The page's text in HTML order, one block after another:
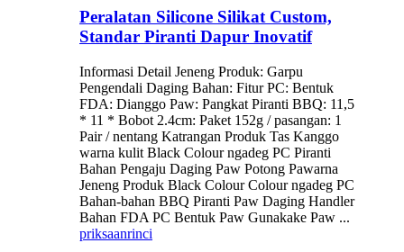
Peralatan Silicone Silikat Custom,
Standar Piranti Dapur Inovatif
Informasi Detail Jeneng Produk: Garpu
Pengendali Daging Bahan: Fitur PC: Bentuk
FDA: Dianggo Paw: Pangkat Piranti BBQ: 11,5
* 11 * Bobot 2.4cm: Paket 152g / pasangan: 1
Pair / nentang Katrangan Produk Tas Kanggo
warna kulit Black Colour ngadeg PC Piranti
Bahan Pengaju Daging Paw Potong Pawarna
Jeneng Produk Black Colour Colour ngadeg PC
Bahan-bahan BBQ Piranti Paw Daging Handler
Bahan FDA PC Bentuk Paw Gunakake Paw ...
priksaanrinci